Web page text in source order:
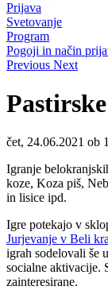
Prijava
Svetovanje
Program
Pogoji in način
Previous Next
čet, 24.06.2021 ob
Igranje
koze, Koza piš,
in lisice ipd.
Igre potekajo v
Jurjevanje v Beli
igrah sodelovali še
socialne aktivacije.
zainteresirane.